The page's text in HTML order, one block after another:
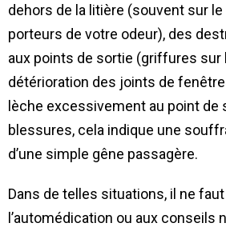
dehors de la litière (souvent sur le
porteurs de votre odeur), des
aux points de sortie (griffures sur
détérioration des joints de
lèche excessivement au point de
blessures, cela indique une
d’une simple gêne passagère.
Dans de telles situations, il ne
l’automédication ou aux conseils